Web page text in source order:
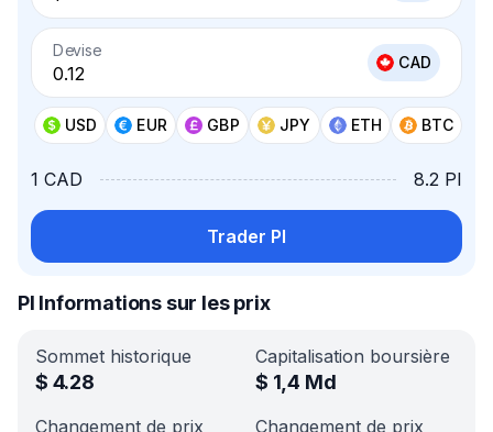
Devise
CAD
USD EUR GBP JPY ETH BTC
1 CAD 8.2 PI
Trader PI
PI Informations sur les prix
Sommet historique
$ 4.28
Capitalisation boursière
$ 1,4 Md
Changement de prix
Changement de prix